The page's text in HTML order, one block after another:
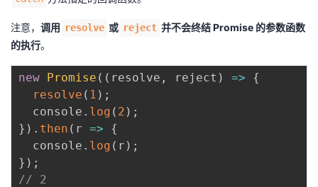
注意， 调用 resolve 或 reject 并不会终结 Promise 的参数函数
的执行。
new Promise ( ( resolve , reject ) =>
{
resolve ( 1 ) ;
  console
. log ( 2 ) ;
} ) . then ( r =>
{
  console
. log ( r ) ;
} ) ;
// 2